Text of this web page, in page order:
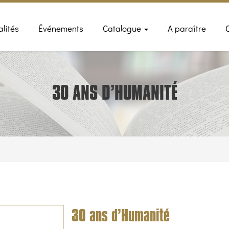
Événements Catalogue A paraître
30 ANS D’HUMANITÉ
30 ans d’Humanité